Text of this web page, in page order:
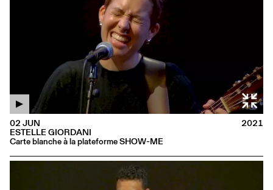
ESTELLE GIORDANI
Carte blanche à la plateforme SHOW-ME
02 JUN 2021